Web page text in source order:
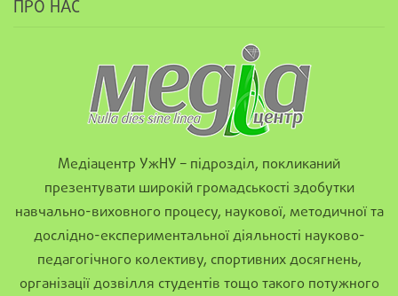
ПРО НАС
Медіацентр УжНУ – підрозділ, покликаний
презентувати широкій громадськості здобутки
навчально-виховного процесу, наукової, методичної та
дослідно-експериментальної діяльності науково-
педагогічного колективу, спортивних досягнень,
організації дозвілля студентів тощо такого потужного